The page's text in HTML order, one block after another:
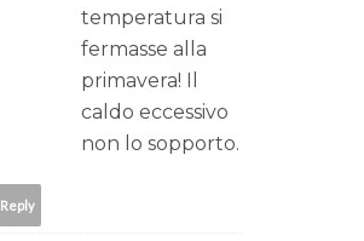
temperatura si
fermasse alla
primavera! Il
caldo eccessivo
non lo sopporto.
Reply